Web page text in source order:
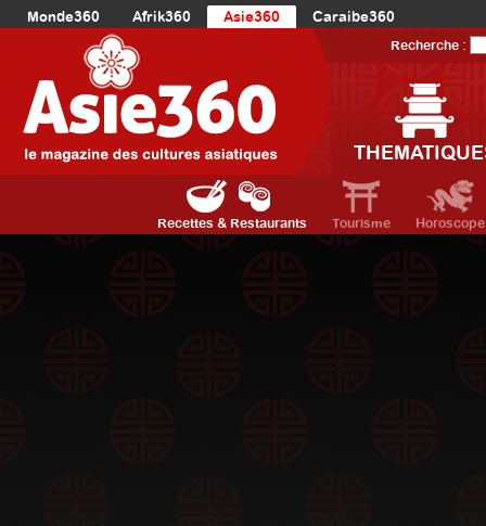
Monde360 Afrik360 Asie360
Caraibe360
Europe360
AmériqueDuNord360
Océanie360
Recherche :
Recettes & Restaurants Tourisme Horoscope